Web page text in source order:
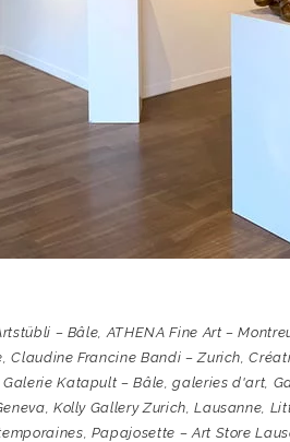
– Bâle,ATHENA Fine Art –
,Claudine Francine Bandi – Zurich,
Galerie Katapult – Bâle,galeries d'art,
, Kolly Gallery Zurich,Lausanne,
, Papajosette – Art Store